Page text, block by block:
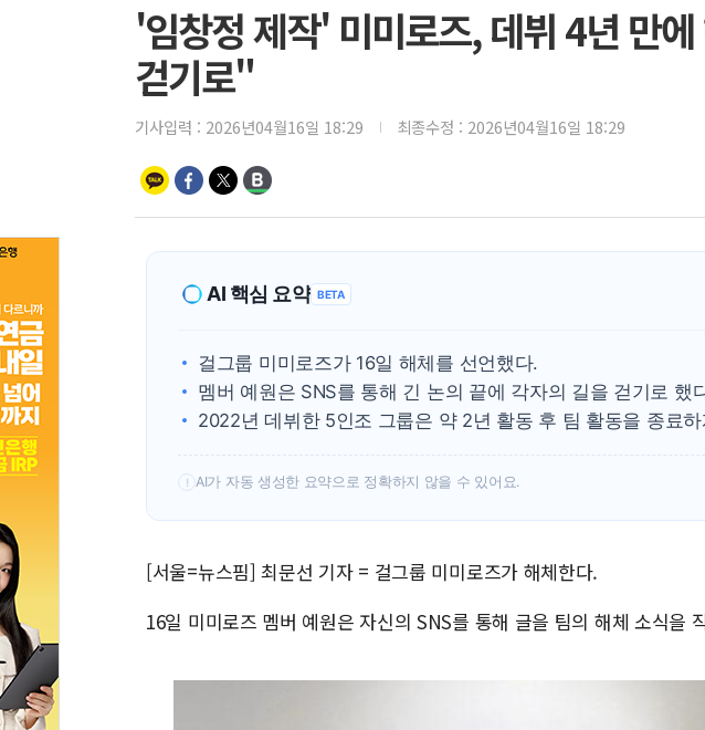
'임창정 제작' 미미로즈, 데뷔 4년 만
걷기로"
기사입력 : 2026년04월16일 18:29 최종수정 : 2026년04월16일 18:29
AI 핵심 요약 BETA
걸그룹 미미로즈가 16일 해체를 선언했다.
멤버 예원은 SNS를 통해 긴 논의 끝에 각자의 길을 걷기로 했
2022년 데뷔한 5인조 그룹은 약 2년 활동 후 팀 활동을 종료
! AI가 자동 생성한 요약으로 정확하지 않을 수 있어요.
[서울=뉴스핌] 최문선 기자 = 걸그룹 미미로즈가 해체한다.
16일 미미로즈 멤버 예원은 자신의 SNS를 통해 글을 팀의 해체 소식을